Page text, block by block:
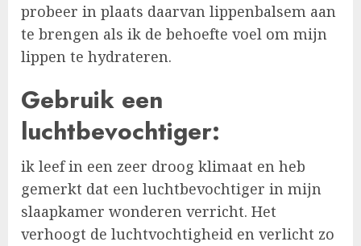
probeer in plaats daarvan lippenbalsem aan
te brengen als ik de behoefte voel om mijn
lippen te hydrateren.
Gebruik een
luchtbevochtiger:
ik leef in een zeer droog klimaat en heb
gemerkt dat een luchtbevochtiger in mijn
slaapkamer wonderen verricht. Het
verhoogt de luchtvochtigheid en verlicht zo